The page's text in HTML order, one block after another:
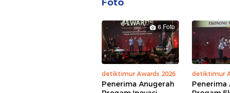
Foto
6 Foto
detiktimur Awards 2026
Penerima Anugerah
detiktimur
Penerima